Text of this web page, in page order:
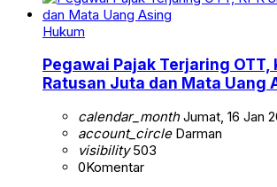
Hukum
Pegawai Pajak Terjaring OTT,
Ratusan Juta dan Mata Uang
calendar_monthJumat, 16 Jan
account_circleDarman
visibility503
0Komentar